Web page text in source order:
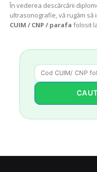
În vederea descărcării
ultrasonografie, vă rugăm să
CUIM / CNP / parafa folosit